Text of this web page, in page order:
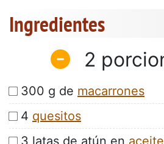
Ingredientes
2
300 g de macarrones
4 quesitos